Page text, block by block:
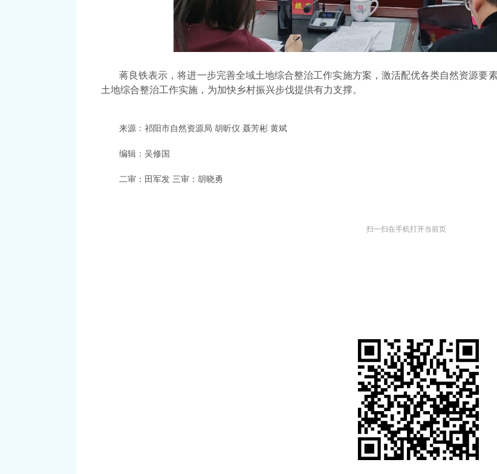
蒋良铁表示，将进一步完善全域土地综合整治工作实施方案，激活配优各类自然资源要
土地综合整治工作实施，为加快乡村振兴步伐提供有力支撑。
来源： 祁阳市自然资源局 胡昕仪 聂芳彬 黄斌
编辑：吴修国
二审：田军发 三审 ：胡晓勇
扫一扫在手机打开当前页